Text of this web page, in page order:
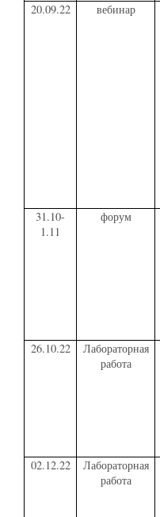
20.09.22 вебинар
31.10-
1.11
форум
26.10.22
Лабораторная
работа
02.12.22
Лабораторная
работа